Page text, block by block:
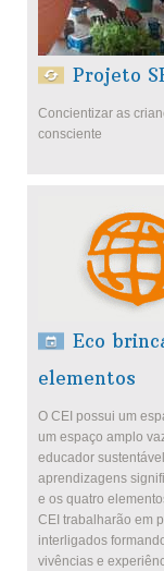
Projeto
Concientizar as
consciente
Eco
elementos
O CEI possui um
um espaço amplo
educador
aprendizagens
e os quatro
CEI trabalharão em
interligados
vivências e